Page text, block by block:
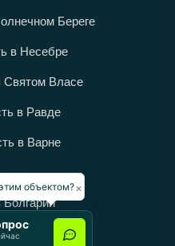
Береге
в Несебре
Святом Власе
в Равде
в Варне
×
объектом?